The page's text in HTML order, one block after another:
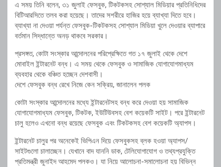
এ সময় তিনি বলেন, ৩১ জুলাই ফেসবুক, টিকটকসহ সোশ্যাল মিডিয়ার প্রতিনিধিদের
বিটিআরসিতে তলব করা হয়েছে। তাদের সশরীরে হাজির হয়ে ব্যাখ্যা দিতে হবে।
ব্যাখ্যা না দেওয়া পর্যন্ত ফেসবুক-টিকটকসহ সোশ্যাল মিডিয়া খুলে দেওয়ার ব্যাপারে
বর্তমান সিদ্ধান্তে অনড় থাকবে সরকার।
প্রসঙ্গত, কোটা সংস্কার আন্দোলনের পরিপ্রেক্ষিতে গত ১৭ জুলাই থেকে দেশে
মোবাইল ইন্টারনেট বন্ধ। এ সময় থেকে ফেসবুক ও সামাজিক যোগাযোগমাধ্যম
ব্যবহার থেকে বঞ্চিত হচ্ছেন দেশবাসী।
দেশে ফেসবুক বন্ধ রেখে নিজে কেন সক্রিয়, জানালেন পলক
কোটা সংস্কার আন্দোলনের মধ্যে ইন্টারনেটসহ বন্ধ করে দেওয়া হয় সামাজিক
যোগাযোগমাধ্যম ফেসবুক, টিকটক, ইউটিউবসহ বেশ কয়েকটি সাইট। পরে ইন্টারনেট
চালু হলেও এখনো বন্ধ রয়েছে ফেসবুক এবং টিকটকসহ বেশ কয়েকটি অ্যাপস।
ইন্টারনেট চালুর পর অনেকেই ভিপিএন দিয়ে ফেসবুকসহ ব্লক হওয়া অ্যাপস/
সাইটগুলো চালাচ্ছেন। যেখানে বাদ যাননি ডাক, টেলিযোগাযোগ ও তথ্যপ্রযুক্তি
প্রতিমন্ত্রী জুনাইদ আহমেদ পলকও। যা নিয়ে আলোচনা-সমালোচনা হয় বিভিন্ন